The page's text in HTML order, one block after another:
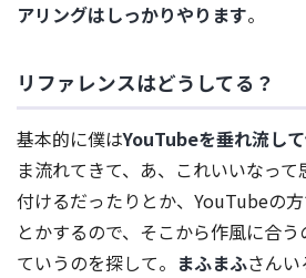
アリングはしっかりやります。
リファレンスはどうしてる？
基本的に僕はYouTubeを垂れ流し
ま流れてきて、あ、これいいなっ
付けるだったりとか、YouTubeの
とかするので、そこから作風に合
ていうのを探して。 まふまふさん